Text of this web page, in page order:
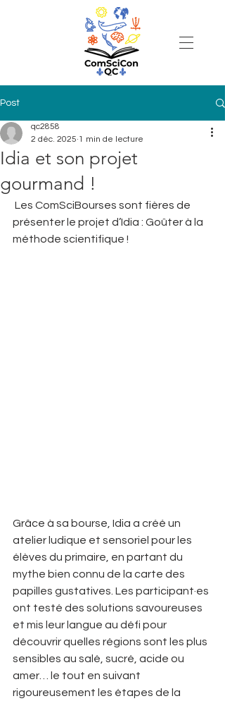
Post
Idia et son projet
gourmand !
qc2858
2 déc. 2025 1 min de lecture
Les ComSciBourses sont fières de
présenter le projet d’Idia : Goûter à la
méthode scientifique !
Grâce à sa bourse, Idia a créé un
atelier ludique et sensoriel pour les
élèves du primaire, en partant du
mythe bien connu de la carte des
papilles gustatives. Les participant·es
ont testé des solutions savoureuses
et mis leur langue au défi pour
découvrir quelles régions sont les plus
sensibles au salé, sucré, acide ou
amer… le tout en suivant
rigoureusement les étapes de la